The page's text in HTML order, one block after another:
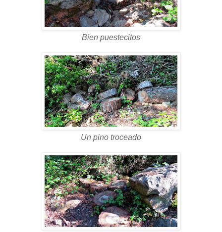
Bien puestecitos
Un pino troceado